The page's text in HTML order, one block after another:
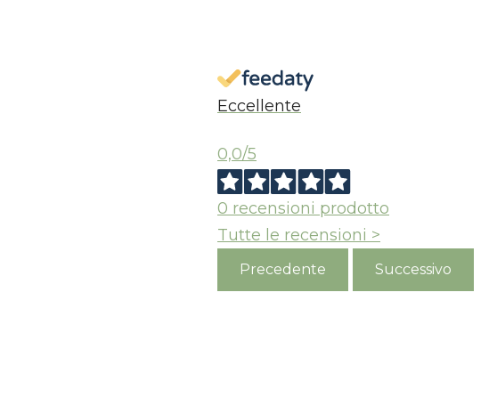
Eccellente
0,0/5
0 recensioni prodotto
Tutte le recensioni >
Precedente Successivo